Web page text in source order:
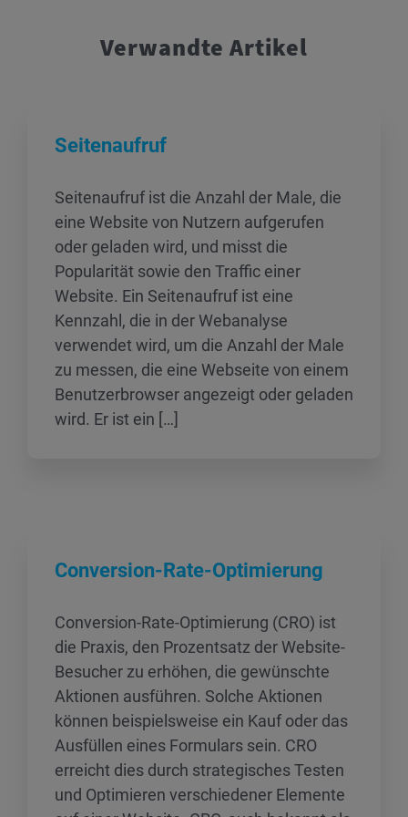
Verwandte Artikel
Seitenaufruf
Seitenaufruf ist die Anzahl der Male, die
eine Website von Nutzern aufgerufen
oder geladen wird, und misst die
Popularität sowie den Traffic einer
Website. Ein Seitenaufruf ist eine
Kennzahl, die in der Webanalyse
verwendet wird, um die Anzahl der Male
zu messen, die eine Webseite von einem
Benutzerbrowser angezeigt oder geladen
wird. Er ist ein […]
Conversion-Rate-Optimierung
Conversion-Rate-Optimierung (CRO) ist
die Praxis, den Prozentsatz der Website-
Besucher zu erhöhen, die gewünschte
Aktionen ausführen. Solche Aktionen
können beispielsweise ein Kauf oder das
Ausfüllen eines Formulars sein. CRO
erreicht dies durch strategisches Testen
und Optimieren verschiedener Elemente